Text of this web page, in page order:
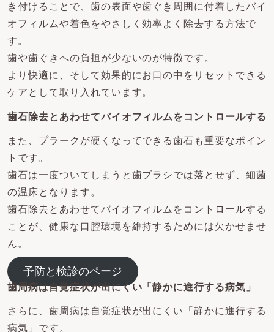
き付けることで、歯の表面や歯ぐき周囲に付着したバイ
オフィルムや着色をやさしく効率よく除去する方法で
す。
歯や歯ぐきへの負担が少ないのが特徴です。
より快適に、そして効果的にお口の中をリセットできる
ケアとして取り入れています。
歯石除去とあわせてバイオフィルムをコントロールする
また、プラークが硬くなってできる歯石も重要なポイン
トです。
歯石は一度ついてしまうと歯ブラシでは落とせず、細菌
の温床となります。
歯石除去とあわせてバイオフィルムをコントロールする
ことが、健康な口腔環境を維持するためには欠かせませ
ん。
予防と検診のページ
歯周病は自覚症状が出にくい「静かに進行する病気」
さらに、歯周病は自覚症状が出にくい「静かに進行する
病気」です。